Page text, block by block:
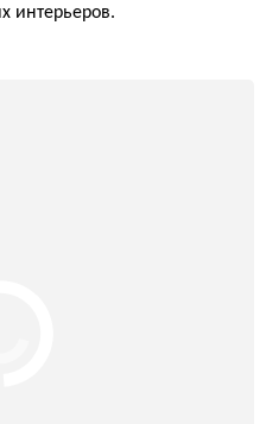
интерьеров.